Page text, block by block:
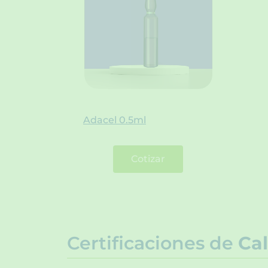
Adacel 0.5ml
Cotizar
Certificaciones de